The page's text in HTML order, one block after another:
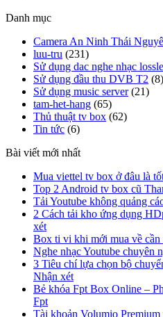
Danh mục
Camera An Ninh Thái
luu-tru (231)
Sử dụng dac nghe nhạc
Sử dụng đầu thu DVB T2 (8)
Sử dụng music server(21)
tam-het-hang (65)
Thủ thuật tv box (62)
Tin tức (6)
Bài viết mới nhất
Mua viettel tv box ở đâu là
Top 2 Android tv box cũ
Tải Youtube không quảng
2 Cách tải kho ứng dụng
xét
Box ti vi khi mới mua về cần
Nghe nhạc Youtube chuyên
3 Tiêu chí lựa chọn bộ
Nhận xét
Bẻ khóa Fpt Box Online –
Fpt
Tài khoản Volumio